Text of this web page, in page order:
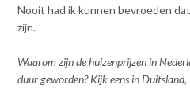
Nooit had ik kunnen bevroeden
zijn.
Waarom zijn de huizenprijzen in
duur geworden? Kijk eens in